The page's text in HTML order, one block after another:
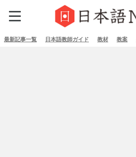
最新記事一覧 日本語教師ガイド 教材 教案